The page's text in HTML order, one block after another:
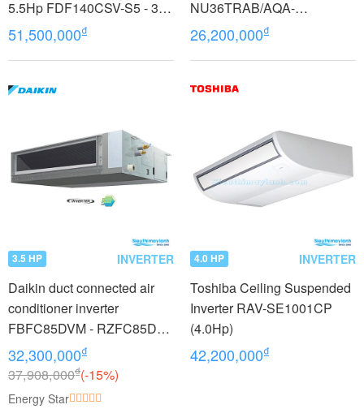
5.5Hp FDF140CSV-S5 - 3
phases
51,500,000₫
NU36TRAB/AQA-
NC36TRN/PB-950QB
26,200,000₫
3.5 HP INVERTER
Daikin duct connected air
conditioner inverter
FBFC85DVM - RZFC85DY1
+ BRC2E61 (3.5Hp) - 3
phase
32,300,000₫
37,908,000₫(-15%)
Energy Star
4.0 HP INVERTER
Toshiba Ceiling Suspended
Inverter RAV-SE1001CP
(4.0Hp)
42,200,000₫